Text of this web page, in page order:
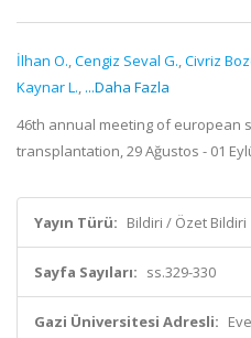
İlhan O.,Cengiz Seval G.,Civriz
Kaynar L., ...Daha Fazla
46th annual meeting of european
transplantation, 29 Ağustos - 01
Yayın Türü: Bildiri / Özet Bildiri
Sayfa Sayıları: ss.329-330
Gazi Üniversitesi Adresli: